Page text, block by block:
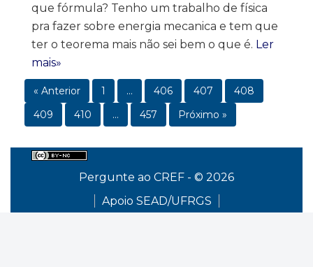
que fórmula? Tenho um trabalho de física
pra fazer sobre energia mecanica e tem que
ter o teorema mais não sei bem o que é. Ler
mais»
« Anterior 1 … 406 407
408
409
410 … 457 Próximo »
Pergunte ao CREF - © 2026
Apoio SEAD/UFRGS